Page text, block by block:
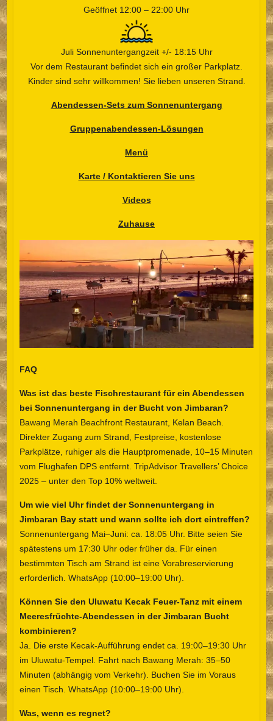
Geöffnet 12:00 – 22:00 Uhr
Juli Sonnenuntergangzeit +/- 18:15 Uhr
Vor dem Restaurant befindet sich ein großer Parkplatz.
Kinder sind sehr willkommen! Sie lieben unseren Strand.
Abendessen-Sets zum Sonnenuntergang
Gruppenabendessen-Lösungen
Menü
Karte / Kontaktieren Sie uns
Videos
Zuhause
FAQ
Was ist das beste Fischrestaurant für ein Abendessen
bei Sonnenuntergang in der Bucht von Jimbaran?
Bawang Merah Beachfront Restaurant, Kelan Beach.
Direkter Zugang zum Strand, Festpreise, kostenlose
Parkplätze, ruhiger als die Hauptpromenade, 10–15 Minuten
vom Flughafen DPS entfernt. TripAdvisor Travellers’ Choice
2025 – unter den Top 10% weltweit.
Um wie viel Uhr findet der Sonnenuntergang in
Jimbaran Bay statt und wann sollte ich dort eintreffen?
Sonnenuntergang Mai–Juni: ca. 18:05 Uhr. Bitte seien Sie
spätestens um 17:30 Uhr oder früher da. Für einen
bestimmten Tisch am Strand ist eine Vorabreservierung
erforderlich. WhatsApp (10:00–19:00 Uhr).
Können Sie den Uluwatu Kecak Feuer-Tanz mit einem
Meeresfrüchte-Abendessen in der Jimbaran Bucht
kombinieren?
Ja. Die erste Kecak-Aufführung endet ca. 19:00–19:30 Uhr
im Uluwatu-Tempel. Fahrt nach Bawang Merah: 35–50
Minuten (abhängig vom Verkehr). Buchen Sie im Voraus
einen Tisch. WhatsApp (10:00–19:00 Uhr).
Was, wenn es regnet?